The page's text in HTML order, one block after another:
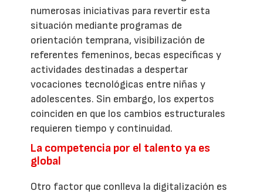
numerosas iniciativas para revertir esta
situación mediante programas de
orientación temprana, visibilización de
referentes femeninos, becas específicas y
actividades destinadas a despertar
vocaciones tecnológicas entre niñas y
adolescentes. Sin embargo, los expertos
coinciden en que los cambios estructurales
requieren tiempo y continuidad.
La competencia por el talento ya es
global
Otro factor que conlleva la digitalización es